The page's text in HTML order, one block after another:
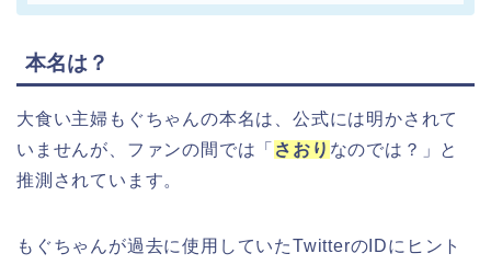
本名は？
大食い主婦もぐちゃんの本名は、公式には明かされて
いませんが、ファンの間では「 さおり なのでは？」と
推測されています。
もぐちゃんが過去に使用していたTwitterのIDにヒント